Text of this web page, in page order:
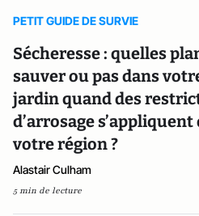
PETIT GUIDE DE SURVIE
Sécheresse : quelles
sauver ou pas dans
jardin quand des
d’arrosage s’appliquent
votre région ?
Alastair Culham
5 min de lecture